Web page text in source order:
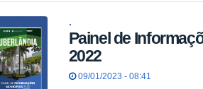
.
Painel de
2022
09/01/2023 - 08:41